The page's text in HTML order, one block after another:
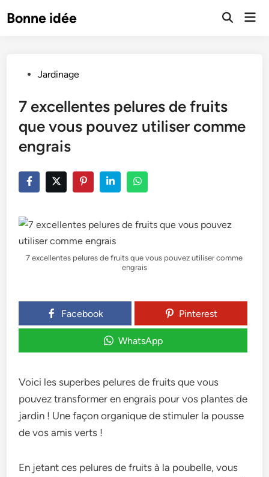
toBonne idée
Open
PostedJardinage
7 excellentes pelures de fruits
que vous pouvez utiliser comme
engrais
7 excellentes pelures de fruits que vous pouvez utiliser comme
engrais
Facebook Pinterest
WhatsApp
Voici les superbes pelures de fruits que vous
pouvez transformer en engrais pour vos plantes de
jardin ! Une façon organique de stimuler la pousse
de vos amis verts !
En jetant ces pelures de fruits à la poubelle, vous